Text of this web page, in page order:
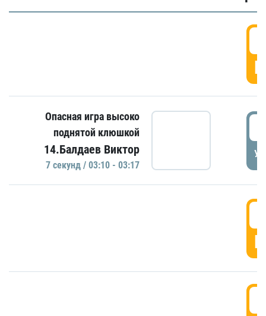
Опасная игра высоко
поднятой клюшкой
14.Балдаев Виктор
7 секунд / 03:10 - 03:17